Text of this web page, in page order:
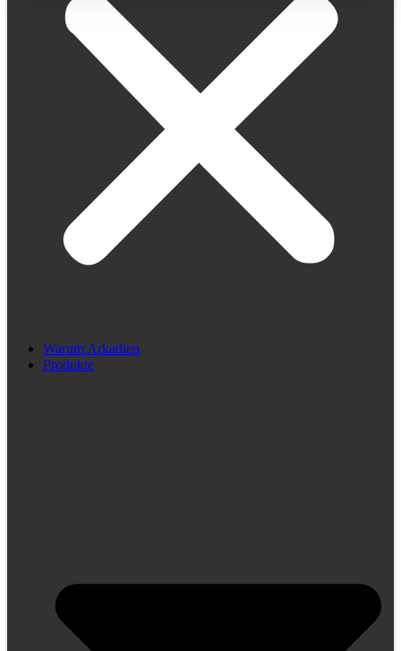
Warum Arkadien
Produkte